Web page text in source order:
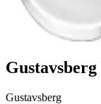
Gustavsberg